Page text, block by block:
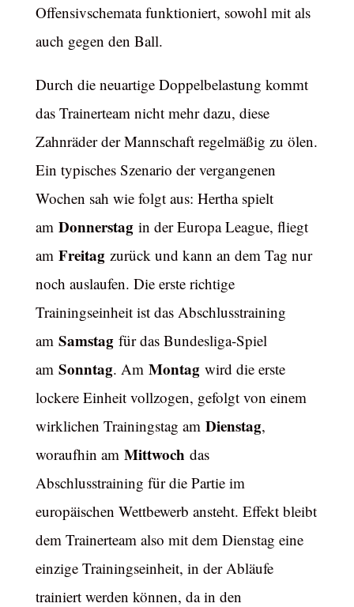
Offensivschemata funktioniert, sowohl mit als
auch gegen den Ball.
Durch die neuartige Doppelbelastung kommt
das Trainerteam nicht mehr dazu, diese
Zahnräder der Mannschaft regelmäßig zu ölen.
Ein typisches Szenario der vergangenen
Wochen sah wie folgt aus: Hertha spielt
am Donnerstagin der Europa League, fliegt
am Freitagzurück und kann an dem Tag nur
noch auslaufen. Die erste richtige
Trainingseinheit ist das Abschlusstraining
am Samstagfür das Bundesliga-Spiel
am Sonntag. Am Montagwird die erste
lockere Einheit vollzogen, gefolgt von einem
wirklichen Trainingstag am Dienstag,
woraufhin am Mittwoch das
Abschlusstraining für die Partie im
europäischen Wettbewerb ansteht. Effekt bleibt
dem Trainerteam also mit dem Dienstag eine
einzige Trainingseinheit, in der Abläufe
trainiert werden können, da in den